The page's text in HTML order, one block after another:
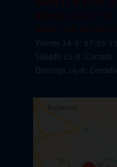
Martes 11-8: 07:00-
Miercoles 12-8:
Jueves 13-8: 07:00-
Viernes 14-8: 07:00-
Sábado 15-8: Cerrado
Domingo 16-8: Cerrado